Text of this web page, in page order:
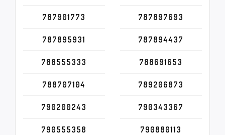
787901773 787897693
787895931 787894437
788555333 788691653
788707104 789206873
790200243 790343367
790555358 790880113